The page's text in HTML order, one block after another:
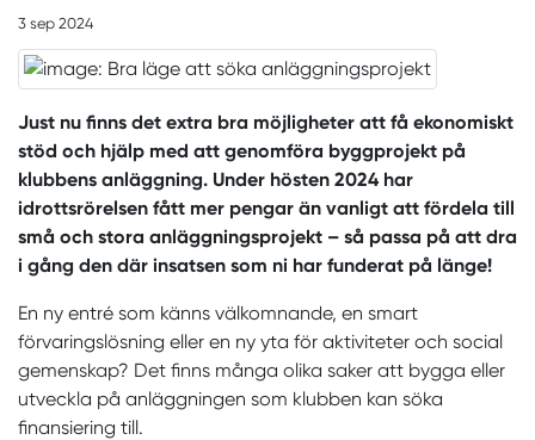
3 sep 2024
Just nu finns det extra bra möjligheter att få ekonomiskt
stöd och hjälp med att genomföra byggprojekt på
klubbens anläggning. Under hösten 2024 har
idrottsrörelsen fått mer pengar än vanligt att fördela till
små och stora anläggningsprojekt – så passa på att dra
i gång den där insatsen som ni har funderat på länge!
En ny entré som känns välkomnande, en smart
förvaringslösning eller en ny yta för aktiviteter och social
gemenskap? Det finns många olika saker att bygga eller
utveckla på anläggningen som klubben kan söka
finansiering till.